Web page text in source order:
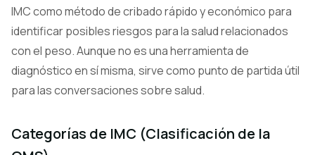
IMC como método de cribado rápido y económico para
identificar posibles riesgos para la salud relacionados
con el peso. Aunque no es una herramienta de
diagnóstico en sí misma, sirve como punto de partida útil
para las conversaciones sobre salud.
Categorías de IMC (Clasificación de la